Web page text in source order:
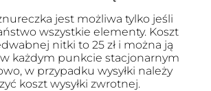
jest możliwa tylko jeśli
wszystkie elementy. Koszt
nitki to 25 zł i można ją
każdym punkcie stacjonarnym
w przypadku wysyłki należy
koszt wysyłki zwrotnej.